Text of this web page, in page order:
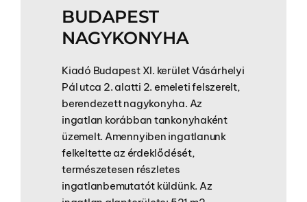
BUDAPEST
NAGYKONYHA
Kiadó Budapest XI. kerület Vásárhelyi
Pál utca 2. alatti 2. emeleti felszerelt,
berendezett nagykonyha. Az
ingatlan korábban tankonyhaként
üzemelt. Amennyiben ingatlanunk
felkeltette az érdeklődését,
természetesen részletes
ingatlanbemutatót küldünk. Az